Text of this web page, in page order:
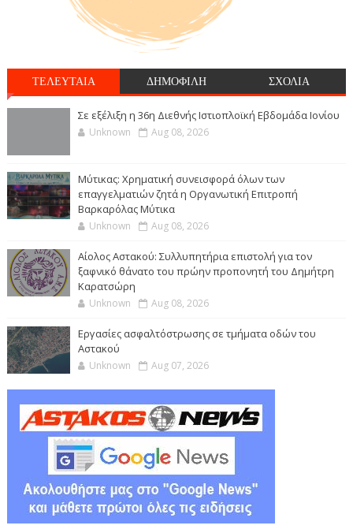
ΤΕΛΕΥΤΑΙΑ ΔΗΜΟΦΙΛΗ ΣΧΟΛΙΑ
Σε εξέλιξη η 36η Διεθνής Ιστιοπλοϊκή Εβδομάδα Ιονίου
Unknown Aug 08, 2026
Μύτικας: Χρηματική συνεισφορά όλων των
επαγγελματιών ζητά η Οργανωτική Επιτροπή
Βαρκαρόλας Μύτικα
Unknown Aug 08, 2026
Αίολος Αστακού: Συλλυπητήρια επιστολή για τον
ξαφνικό θάνατο του πρώην προπονητή του Δημήτρη
Καρατσώρη
Unknown Aug 08, 2026
Εργασίες ασφαλτόστρωσης σε τμήματα οδών του
Αστακού
Unknown Aug 07, 2026